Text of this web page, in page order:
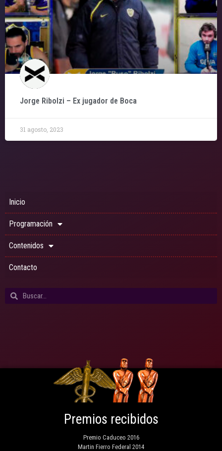
Jorge Ribolzi – Ex jugador de Boca
31 agosto, 2023
Inicio
Programación
Contenidos
Contacto
Premios recibidos
Premio Caduceo 2016
Martin Fierro Federal 2014